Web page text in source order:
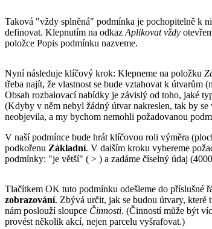
Taková "vždy splněná" podmínka je pochopitelně k
definovat. Klepnutím na odkaz Aplikovat vždy
položce Popis podmínku nazveme.
Nyní následuje klíčový krok: Klepneme na položku
třeba najít, že vlastnost se bude vztahovat k útvarům
Obsah rozbalovací nabídky je závislý od toho, jaké
(Kdyby v něm nebyl žádný útvar nakreslen, tak by
neobjevila, a my bychom nemohli požadovanou
V naší podmínce bude hrát klíčovou roli výměra
podkořenu Základní. V dalším kroku vybereme
podmínky: "je větší" ( > ) a zadáme číselný údaj
Tlačítkem OK tuto podmínku odešleme do příslušné
zobrazování. Zbývá určit, jak se budou útvary,
nám poslouží sloupce Činnosti. (Činností může být
provést několik akcí, nejen parcelu vyšrafovat.)